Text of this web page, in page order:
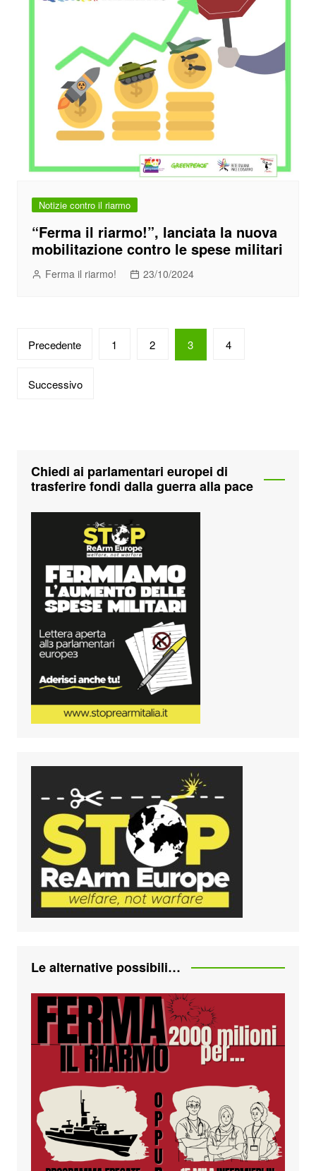
Notizie contro il riarmo
“Ferma il riarmo!”, lanciata la nuova
mobilitazione contro le spese militari
Ferma il riarmo! 23/10/2024
Paginazione
articoli
Precedente 1 2 3 4
Successivo
Chiedi ai parlamentari europei di
trasferire fondi dalla guerra alla pace
Le alternative possibili…